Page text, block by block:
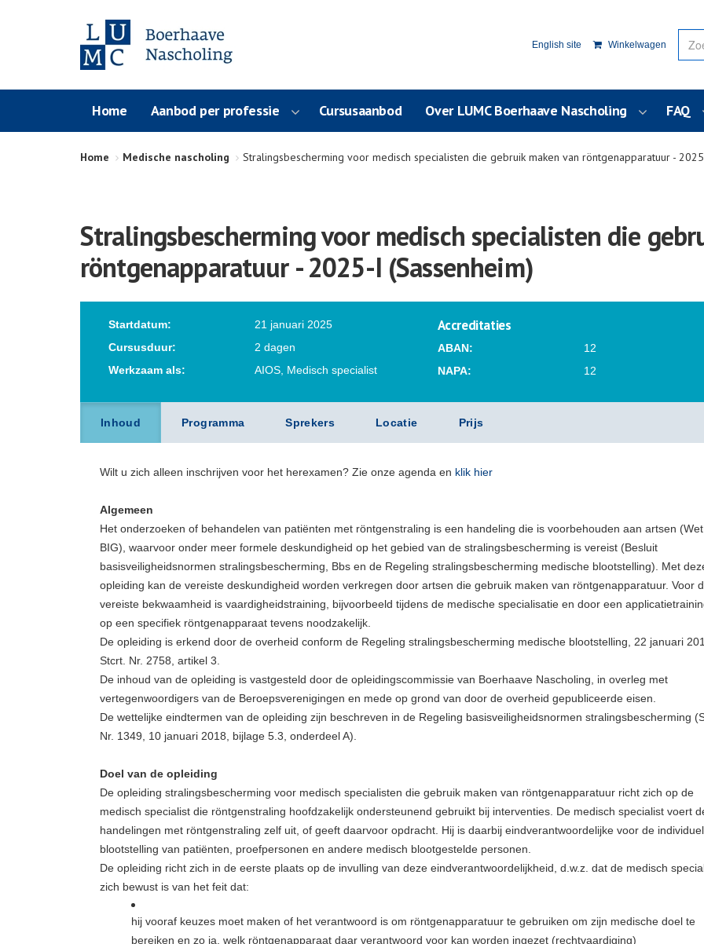
English site Winkelwagen
Home Aanbod per professie Cursusaanbod Over LUMC Boerhaave Nascholing FAQ
Home Medische nascholing Stralingsbescherming voor medisch specialisten die gebruik maken van röntgenapparatuur -
Stralingsbescherming voor medisch specialisten die
röntgenapparatuur - 2025-I (Sassenheim)
Startdatum:
21 januari 2025
Cursusduur:
2 dagen
Werkzaam als:
AIOS, Medisch specialist
Accreditaties
ABAN:
12
NAPA:
12
Inhoud Programma Sprekers Locatie Prijs
Wilt u zich alleen inschrijven voor het herexamen? Zie onze agenda en klik hier
Algemeen
Het onderzoeken of behandelen van patiënten met röntgenstraling is een handeling die is voorbehouden aan artsen (Wet
BIG), waarvoor onder meer formele deskundigheid op het gebied van de stralingsbescherming is vereist (Besluit
basisveiligheidsnormen stralingsbescherming, Bbs en de Regeling stralingsbescherming medische blootstelling). Met
opleiding kan de vereiste deskundigheid worden verkregen door artsen die gebruik maken van röntgenapparatuur. Voor
vereiste bekwaamheid is vaardigheidstraining, bijvoorbeeld tijdens de medische specialisatie en door een
op een specifiek röntgenapparaat tevens noodzakelijk.
De opleiding is erkend door de overheid conform de Regeling stralingsbescherming medische blootstelling, 22 januari
Stcrt. Nr. 2758, artikel 3.
De inhoud van de opleiding is vastgesteld door de opleidingscommissie van Boerhaave Nascholing, in overleg met
vertegenwoordigers van de Beroepsverenigingen en mede op grond van door de overheid gepubliceerde eisen.
De wettelijke eindtermen van de opleiding zijn beschreven in de Regeling basisveiligheidsnormen stralingsbescherming
Nr. 1349, 10 januari 2018, bijlage 5.3, onderdeel A).
Doel van de opleiding
De opleiding stralingsbescherming voor medisch specialisten die gebruik maken van röntgenapparatuur richt zich op de
medisch specialist die röntgenstraling hoofdzakelijk ondersteunend gebruikt bij interventies. De medisch specialist voert
handelingen met röntgenstraling zelf uit, of geeft daarvoor opdracht. Hij is daarbij eindverantwoordelijke voor de
blootstelling van patiënten, proefpersonen en andere medisch blootgestelde personen.
De opleiding richt zich in de eerste plaats op de invulling van deze eindverantwoordelijkheid, d.w.z. dat de medisch
zich bewust is van het feit dat:
hij vooraf keuzes moet maken of het verantwoord is om röntgenapparatuur te gebruiken om zijn medische doel te
bereiken en zo ja, welk röntgenapparaat daar verantwoord voor kan worden ingezet (rechtvaardiging)